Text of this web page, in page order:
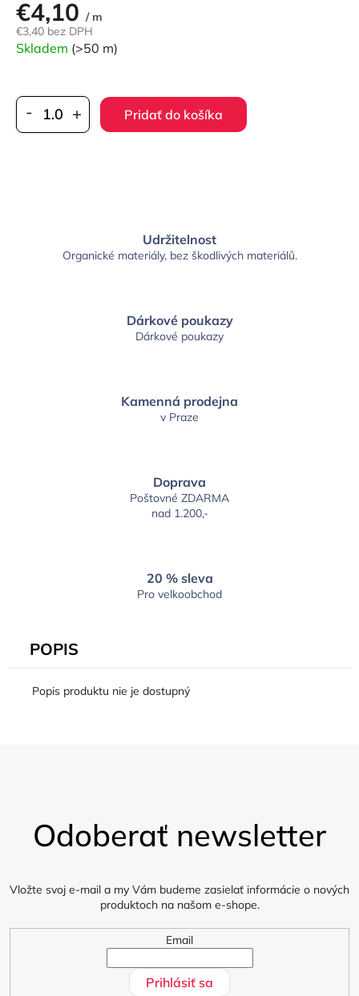
€4,10 / m
€3,40 bez DPH
cena:
Skladem (>50 m)
Pridať do košíka
Udržitelnost
Organické materiály, bez škodlivých materiálů.
Dárkové poukazy
Dárkové poukazy
Kamenná prodejna
v Praze
Doprava
Poštovné ZDARMA
nad 1.200,-
20 % sleva
Pro velkoobchod
POPIS
Popis produktu nie je dostupný
Odoberať newsletter
Vložte svoj e-mail a my Vám budeme zasielať informácie o nových
produktoch na našom e-shope.
Email
Prihlásiť sa